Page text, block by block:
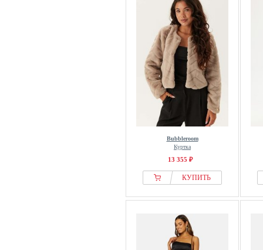
Bubbleroom
Куртка
13 355 ₽
КУПИТЬ